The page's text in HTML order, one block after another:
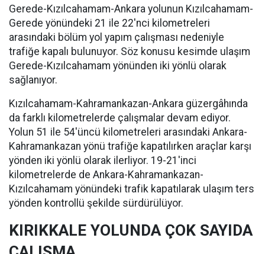
Gerede-Kızılcahamam-Ankara yolunun Kızılcahamam-
Gerede yönündeki 21 ile 22'nci kilometreleri
arasındaki bölüm yol yapım çalışması nedeniyle
trafiğe kapalı bulunuyor. Söz konusu kesimde ulaşım
Gerede-Kızılcahamam yönünden iki yönlü olarak
sağlanıyor.
Kızılcahamam-Kahramankazan-Ankara güzergâhında
da farklı kilometrelerde çalışmalar devam ediyor.
Yolun 51 ile 54'üncü kilometreleri arasındaki Ankara-
Kahramankazan yönü trafiğe kapatılırken araçlar karşı
yönden iki yönlü olarak ilerliyor. 19-21'inci
kilometrelerde de Ankara-Kahramankazan-
Kızılcahamam yönündeki trafik kapatılarak ulaşım ters
yönden kontrollü şekilde sürdürülüyor.
KIRIKKALE YOLUNDA ÇOK SAYIDA